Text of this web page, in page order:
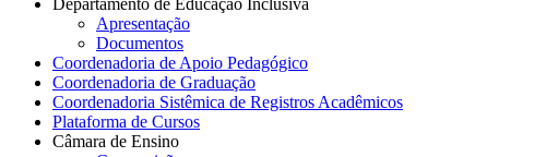
Departamento de Educação Inclusiva
Apresentação
Documentos
Coordenadoria de Apoio Pedagógico
Coordenadoria de Graduação
Coordenadoria Sistêmica de Registros Acadêmicos
Plataforma de Cursos
Câmara de Ensino